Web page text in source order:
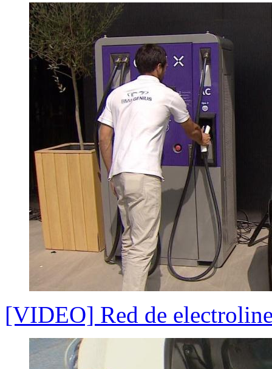
[VIDEO] Red de